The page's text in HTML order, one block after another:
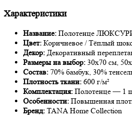
Характеристики
Название: Полотенце
Цвет: Коричневое / Тёплый
Декор: Декоративный
Размеры на выбор: 30х70 см,
Состав: 70% бамбук, 30%
Плотность ткани: 600 г/м²
Комплектация: Полотенце — 1
Особенности: Повышенная
Бренд: TANA Home Collection